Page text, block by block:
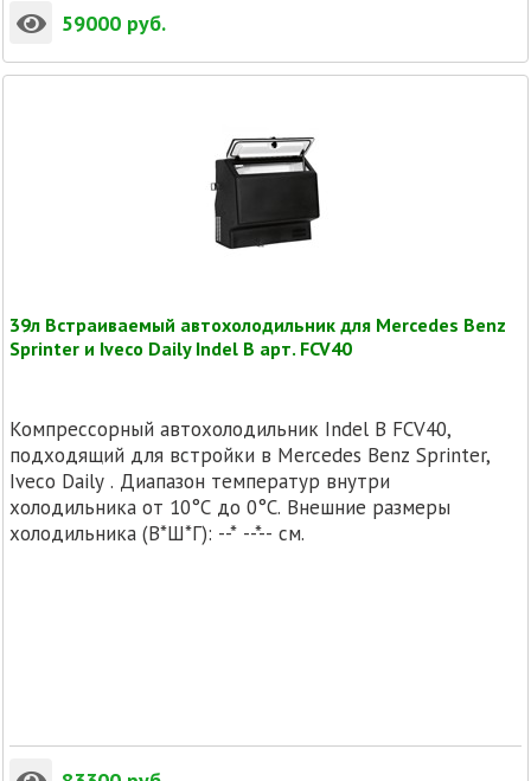
59000 руб.
39л Встраиваемый автохолодильник для Mercedes Benz
Sprinter и Iveco Daily Indel B арт. FCV40
Компрессорный автохолодильник Indel B FCV40,
подходящий для встройки в Mercedes Benz Sprinter,
Iveco Daily . Диапазон температур внутри
холодильника от 10°C до 0°C. Внешние размеры
холодильника (В*Ш*Г): --* --*-- см.